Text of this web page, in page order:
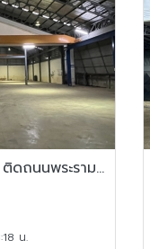
ให้เช่า โรงงาน โกดัง ติดถนนพระราม 2 กม.25 ต.นาดี พร้อมหอพัก
น.